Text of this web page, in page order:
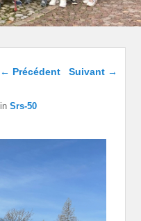
Navigation dans les
← Précédent Suivant →
inSrs-50